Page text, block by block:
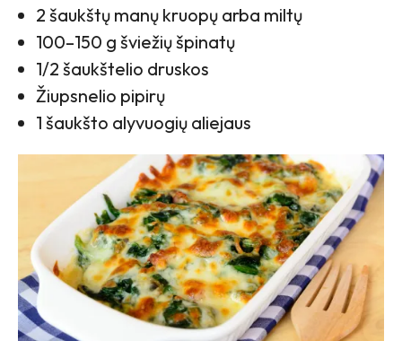
2 šaukštų manų kruopų arba miltų
100–150 g šviežių špinatų
1/2 šaukštelio druskos
Žiupsnelio pipirų
1 šaukšto alyvuogių aliejaus